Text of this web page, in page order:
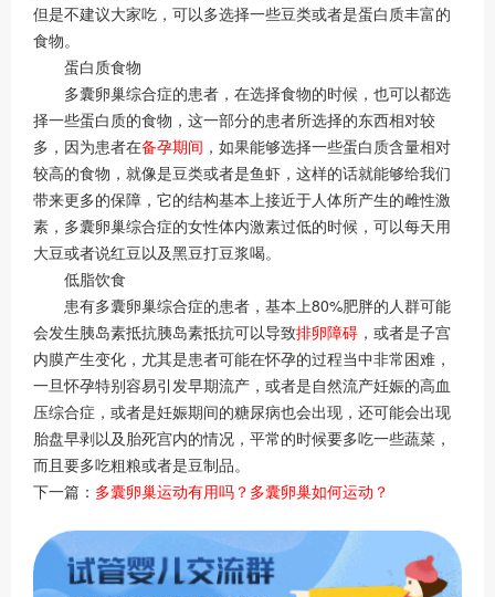
但是不建议大家吃，可以多选择一些豆类或者是蛋白质丰富的
食物。
蛋白质食物
多囊卵巢综合症的患者，在选择食物的时候，也可以都选
择一些蛋白质的食物，这一部分的患者所选择的东西相对较
多，因为患者在备孕期间 ，如果能够选择一些蛋白质含量相对
较高的食物，就像是豆类或者是鱼虾，这样的话就能够给我们
带来更多的保障，它的结构基本上接近于人体所产生的雌性激
素，多囊卵巢综合症的女性体内激素过低的时候，可以每天用
大豆或者说红豆以及黑豆打豆浆喝。
低脂饮食
患有多囊卵巢综合症的患者，基本上80%肥胖的人群可能
会发生胰岛素抵抗胰岛素抵抗可以导致排卵障碍 ，或者是子宫
内膜产生变化，尤其是患者可能在怀孕的过程当中非常困难，
一旦怀孕特别容易引发早期流产，或者是自然流产妊娠的高血
压综合症，或者是妊娠期间的糖尿病也会出现，还可能会出现
胎盘早剥以及胎死宫内的情况，平常的时候要多吃一些蔬菜，
而且要多吃粗粮或者是豆制品。
下一篇： 多囊卵巢运动有用吗？多囊卵巢如何运动？